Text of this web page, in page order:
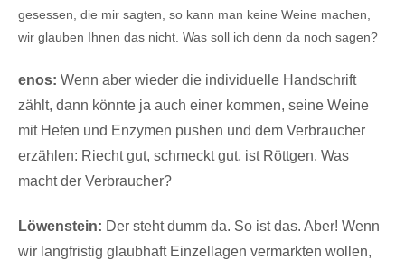
gesessen, die mir sagten, so kann man keine Weine machen,
wir glauben Ihnen das nicht. Was soll ich denn da noch sagen?
enos: Wenn aber wieder die individuelle Handschrift
zählt, dann könnte ja auch einer kommen, seine Weine
mit Hefen und Enzymen pushen und dem Verbraucher
erzählen: Riecht gut, schmeckt gut, ist Röttgen. Was
macht der Verbraucher?
Löwenstein: Der steht dumm da. So ist das. Aber! Wenn
wir langfristig glaubhaft Einzellagen vermarkten wollen,